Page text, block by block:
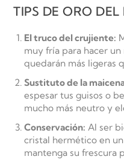
TIPS DE ORO
El truco del crujiente:
muy fría para hacer
quedarán más ligeras
Sustituto de la
espesar tus guisos o
mucho más neutro y
Conservación: Al ser
cristal hermético en
mantenga su frescura